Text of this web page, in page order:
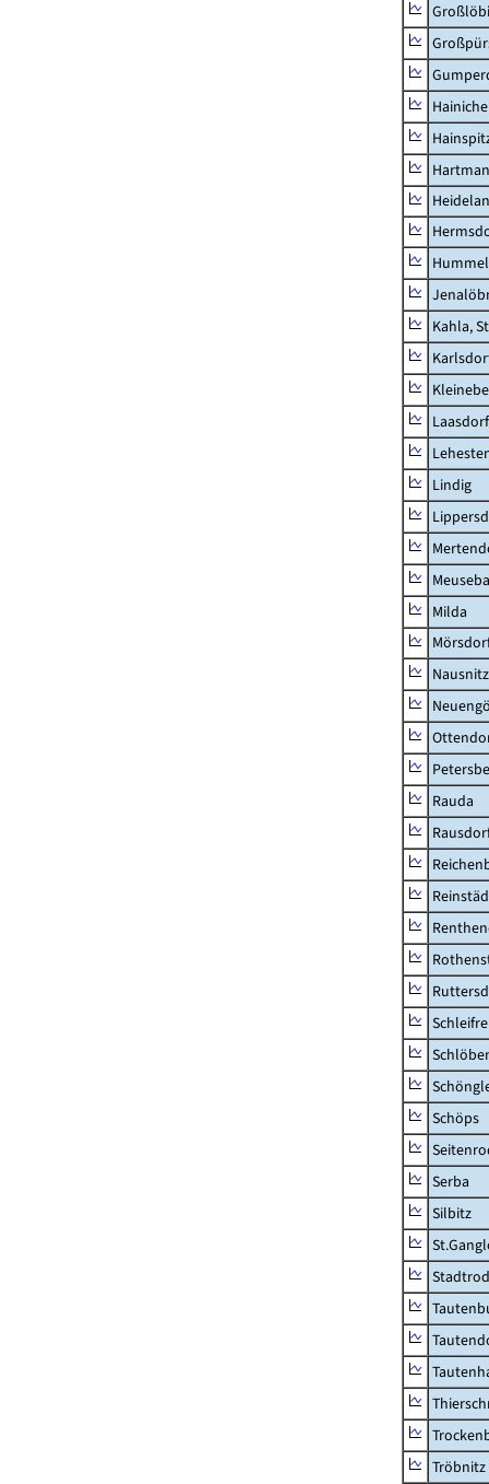
Kahla,
Laasdorf
Lindig
Milda
Nausnitz
Rauda
Schöps
Serba
Silbitz
Tröbnitz